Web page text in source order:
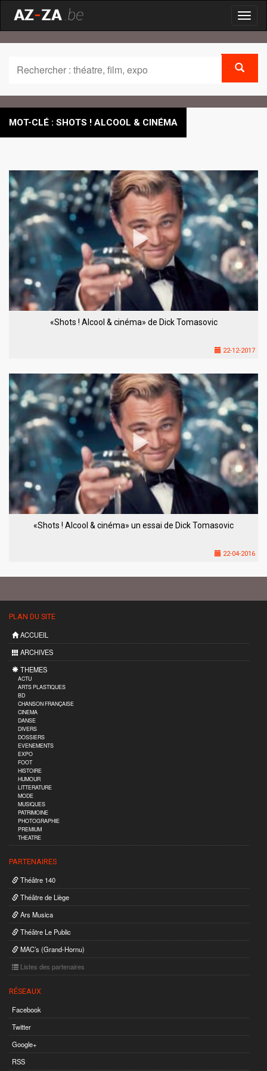
MOT-CLÉ : SHOTS ! ALCOOL & CINÉMA
«Shots ! Alcool & cinéma» de Dick Tomasovic
22-12-2017
«Shots ! Alcool & cinéma» un essai de Dick Tomasovic
22-04-2016
PLAN DU SITE
ACCUEIL
ARCHIVES
THEMES
ACTU
ARTS PLASTIQUES
BD
CHANSON FRANÇAISE
CINEMA
DANSE
DIVERS
DOSSIERS
EVENEMENTS
EXPO
FOOT
HISTOIRE
HUMOUR
LITTERATURE
MODE
MUSIQUES
PATRIMOINE
PHOTOGRAPHIE
PREMIUM
THEATRE
PARTENAIRES
Théâtre 140
Théâtre de Liège
Ars Musica
Théâtre Le Public
MAC’s (Grand-Hornu)
Listes des partenaires
RÉSEAUX
Facebook
Twitter
Google+
RSS